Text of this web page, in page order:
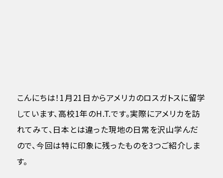
こんにちは！1月21日からアメリカのロスガトスに留学
しています、高校1年のH.T.です。実際にアメリカを訪
れてみて、日本とは違った現地の日常を沢山学んだ
ので、今回は特に印象に残ったものを3つご紹介しま
す。